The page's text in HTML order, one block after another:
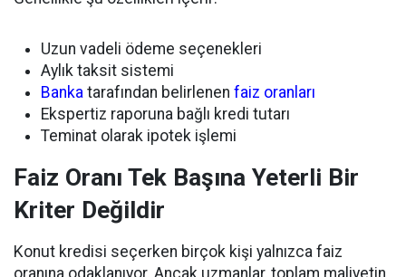
Uzun vadeli ödeme seçenekleri
Aylık taksit sistemi
Banka tarafından belirlenen faiz oranları
Ekspertiz raporuna bağlı kredi tutarı
Teminat olarak ipotek işlemi
Faiz Oranı Tek Başına Yeterli Bir
Kriter Değildir
Konut kredisi seçerken birçok kişi yalnızca faiz
oranına odaklanıyor. Ancak uzmanlar, toplam maliyetin